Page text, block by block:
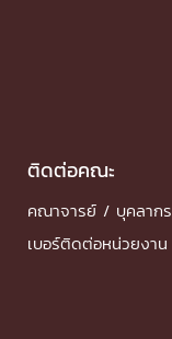
ติดต่อคณะ
คณาจารย์ / บุคลากร
เบอร์ติดต่อหน่วยงาน